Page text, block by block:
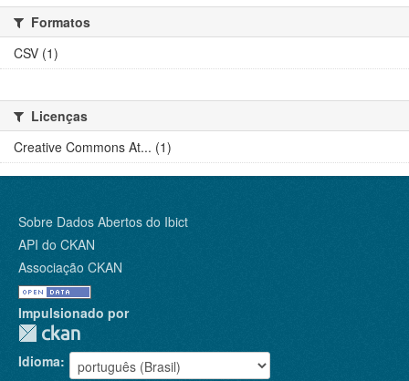
Formatos
CSV (1)
Licenças
Creative Commons At... (1)
Sobre Dados Abertos do Ibict
API do CKAN
Associação CKAN
Impulsionado por
Idioma